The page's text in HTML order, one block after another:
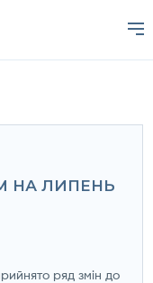
НА ЛИПЕНЬ
ряд змін до